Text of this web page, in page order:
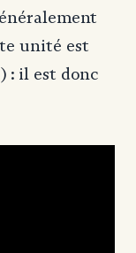
unité est
) : il est donc